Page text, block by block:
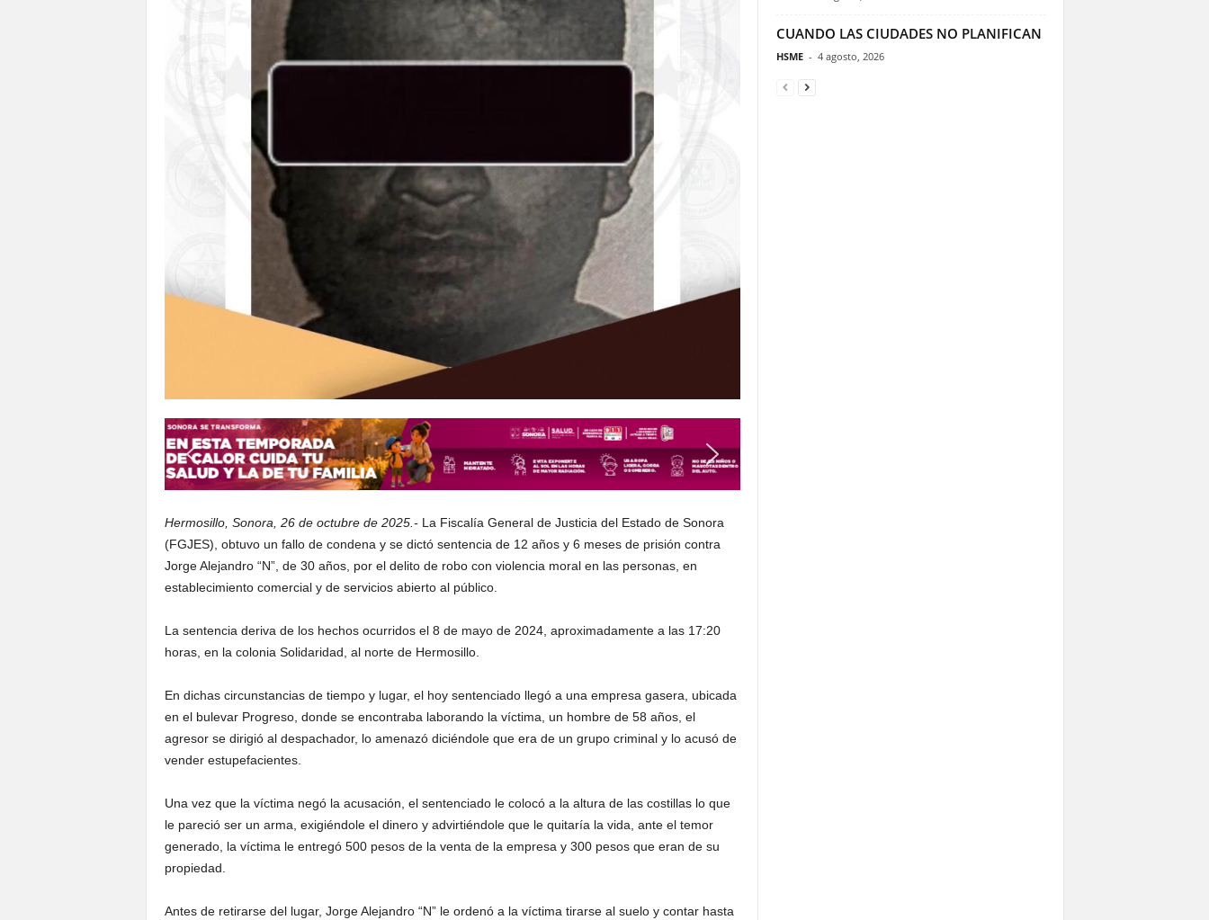
Hermosillo, Sonora, 26 de octubre de 2025.-La Fiscalía General de Justicia del Estado de Sonora
(FGJES), obtuvo un fallo de condena y se dictó sentencia de 12 años y 6 meses de prisión contra
Jorge Alejandro “N”, de 30 años, por el delito de robo con violencia moral en las personas, en
establecimiento comercial y de servicios abierto al público.
La sentencia deriva de los hechos ocurridos el 8 de mayo de 2024, aproximadamente a las 17:20
horas, en la colonia Solidaridad, al norte de Hermosillo.
En dichas circunstancias de tiempo y lugar, el hoy sentenciado llegó a una empresa gasera, ubicada
en el bulevar Progreso, donde se encontraba laborando la víctima, un hombre de 58 años, el
agresor se dirigió al despachador, lo amenazó diciéndole que era de un grupo criminal y lo acusó de
vender estupefacientes.
Una vez que la víctima negó la acusación, el sentenciado le colocó a la altura de las costillas lo que
le pareció ser un arma, exigiéndole el dinero y advirtiéndole que le quitaría la vida, ante el temor
generado, la víctima le entregó 500 pesos de la venta de la empresa y 300 pesos que eran de su
propiedad.
Antes de retirarse del lugar, Jorge Alejandro “N” le ordenó a la víctima tirarse al suelo y contar hasta
CUANDO LAS CIUDADES NO PLANIFICAN
HSME - 4 agosto, 2026